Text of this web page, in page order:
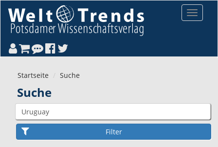
Toggle
Startseite Suche
Suche